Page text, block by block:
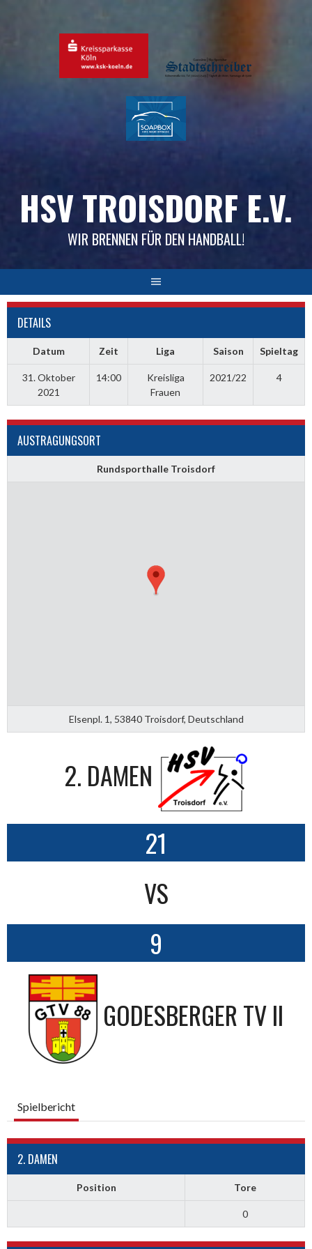
HSV TROISDORF E.V.
WIR BRENNEN FÜR DEN HANDBALL!
DETAILS
Datum Zeit Liga Saison Spieltag
31. Oktober
2021
14:00
Kreisliga
Frauen
2021/22 4
AUSTRAGUNGSORT
Rundsporthalle Troisdorf
Elsenpl. 1, 53840 Troisdorf, Deutschland
2. DAMEN
21
VS
9
GODESBERGER TV II
Spielbericht
2. DAMEN
Position Tore
0